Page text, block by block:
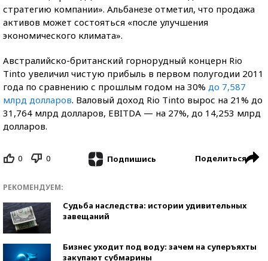
стратегию компании». Альбанезе отметил, что продажа
активов может состояться «после улучшения
экономического климата».
Австралийско-британский горнорудный концерн Rio
Tinto увеличил чистую прибыль в первом полугодии 2011
года по сравнению с прошлым годом на 30% до 7,587
млрд долларов. Валовый доход Rio Tinto вырос на 21% до
31,764 млрд долларов, EBITDA — на 27%, до 14,253 млрд
долларов.
0 0 Подпишись Поделиться
РЕКОМЕНДУЕМ:
Судьба наследства: истории удивительных
завещаний
Бизнес уходит под воду: зачем на суперъяхты
закупают субмарины